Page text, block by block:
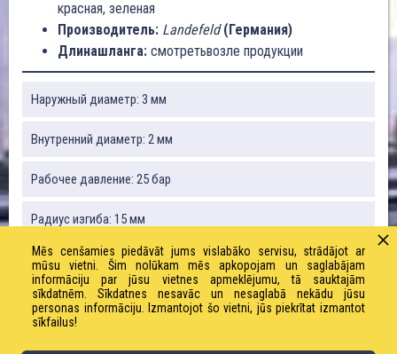
красная, зеленая
Производитель: Landefeld(Германия)
Длинашланга: смотретьвозле продукции
Наружный диаметр: 3 мм
Внутренний диаметр: 2 мм
Рабочее давление: 25 бар
Радиус изгиба: 15 мм
Длина рулона: 50 м
ЗАКАЗАТЬ ТОВАР!
Mēs cenšamies piedāvāt jums vislabāko servisu, strādājot ar
mūsu vietni. Šim nolūkam mēs apkopojam un saglabājam
informāciju par jūsu vietnes apmeklējumu, tā sauktajām
sīkdatnēm. Sīkdatnes nesavāc un nesaglabā nekādu jūsu
personas informāciju. Izmantojot šo vietni, jūs piekrītat izmantot
sīkfailus!